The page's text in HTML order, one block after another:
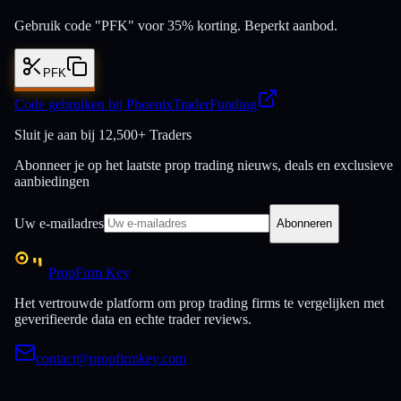
Gebruik code "PFK" voor 35% korting. Beperkt aanbod.
PFK
Code gebruiken bij PhoenixTraderFunding
Sluit je aan bij 12,500+ Traders
Abonneer je op het laatste prop trading nieuws, deals en exclusieve
aanbiedingen
Uw e-mailadres Abonneren
PropFirm Key
Het vertrouwde platform om prop trading firms te vergelijken met
geverifieerde data en echte trader reviews.
contact@propfirmkey.com